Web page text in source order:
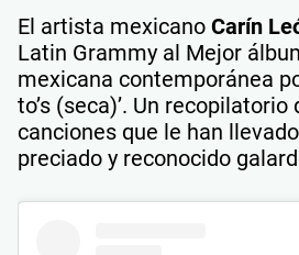
El artista mexicano Carín
Latin Grammy al Mejor
mexicana contemporánea
to’s (seca)’. Un recopilatorio
canciones que le han
preciado y reconocido